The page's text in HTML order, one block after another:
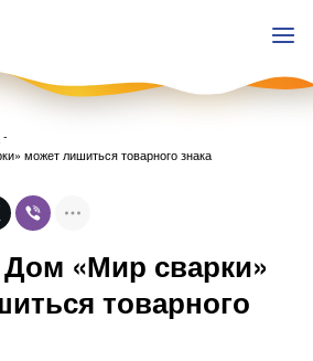
-
может лишиться товарного знака
«Мир сварки»
товарного